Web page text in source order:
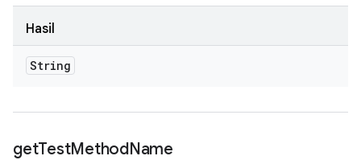
Hasil
String
getTestMethodName